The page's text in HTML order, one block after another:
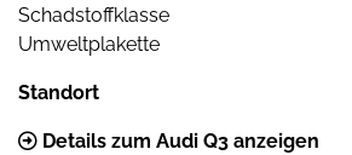
Schadstoffklasse
Umweltplakette
Standort
Details zum Audi Q3 anzeigen